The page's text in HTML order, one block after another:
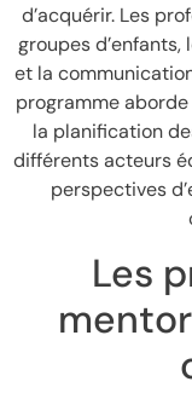
d’acquérir. Les
groupes
et la
programme
la planification
différents acteurs
perspectives
Les